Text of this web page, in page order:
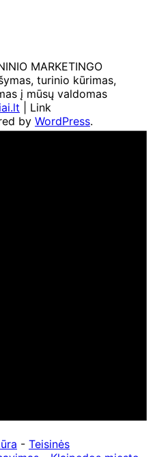
MARKETINGO
turinio kūrimas,
į mūsų valdomas
| Link
by WordPress.
- Teisinės